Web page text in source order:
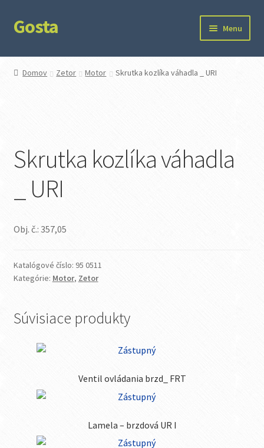
Preskočiť
na
Preskočiť
na
Gosta Menu
Domov
Domov Zetor Motor Skrutka kozlíka váhadla _ URI
Skrutka kozlíka váhadla
_ URI
Obj. č.: 357,05
Katalógové číslo: 95 0511
Kategórie: Motor, Zetor
Súvisiace produkty
Ventil ovládania brzd_ FRT
Lamela – brzdová UR I